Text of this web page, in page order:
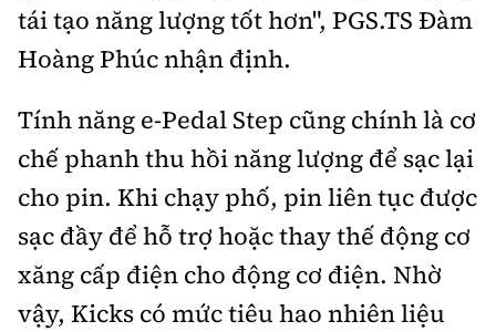
tái tạo năng lượng tốt hơn", PGS.TS Đàm
Hoàng Phúc nhận định.
Tính năng e-Pedal Step cũng chính là cơ
chế phanh thu hồi năng lượng để sạc lại
cho pin. Khi chạy phố, pin liên tục được
sạc đầy để hỗ trợ hoặc thay thế động cơ
xăng cấp điện cho động cơ điện. Nhờ
vậy, Kicks có mức tiêu hao nhiên liệu